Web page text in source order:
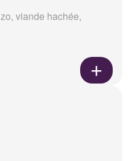
viande hachée,